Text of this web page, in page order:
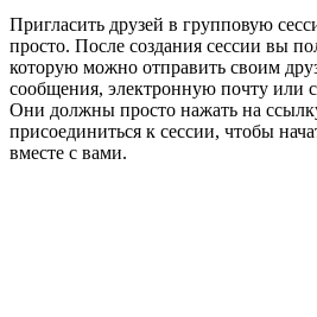
Пригласить друзей в групповую
просто. После создания сессии вы
которую можно отправить своим
сообщения, электронную почту или
Они должны просто нажать на
присоединиться к сессии, чтобы
вместе с вами.